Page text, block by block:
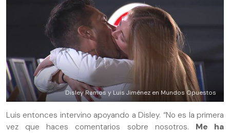
Disley Ramos y Luis Jiménez en Mundos Opuestos
Luis entonces intervino apoyando a Disley. “No es la primera
vez que haces comentarios sobre nosotros. Me ha